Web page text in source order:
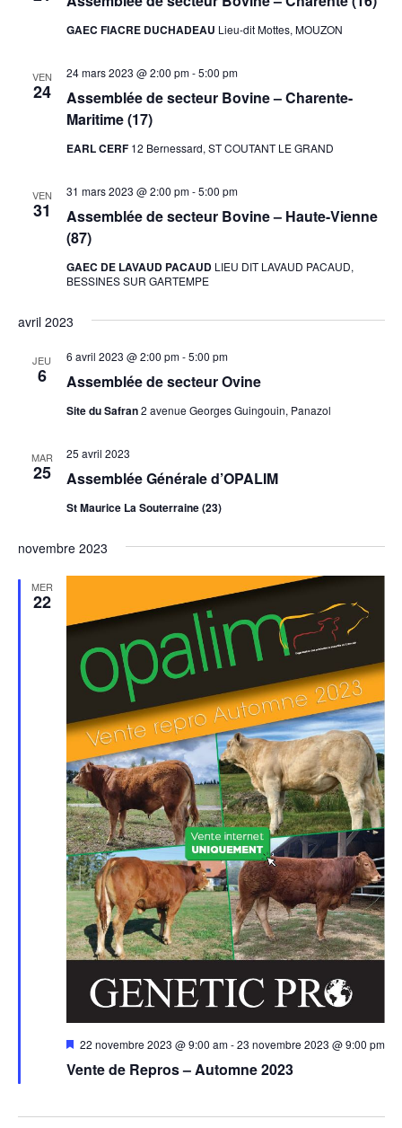
GAEC FIACRE DUCHADEAU Lieu-dit Mottes, MOUZON
VEN
24
Assemblée de secteur Bovine – Charente-
Maritime (17)
24 mars 2023 @ 2:00 pm-5:00 pm
EARL CERF 12 Bernessard, ST COUTANT LE GRAND
VEN
31
Assemblée de secteur Bovine – Haute-Vienne
(87)
31 mars 2023 @ 2:00 pm-5:00 pm
GAEC DE LAVAUD PACAUD LIEU DIT LAVAUD PACAUD,
BESSINES SUR GARTEMPE
avril 2023
JEU
6 Assemblée de secteur Ovine
6 avril 2023 @ 2:00 pm-5:00 pm
Site du Safran2 avenue Georges Guingouin, Panazol
MAR
25 Assemblée Générale d’OPALIM
25 avril 2023
St Maurice La Souterraine (23)
novembre 2023
MER
22
Vente de Repros – Automne 2023
Mis
avant
22 novembre 2023 @ 9:00 am-23 novembre 2023 @ 9:00 pm